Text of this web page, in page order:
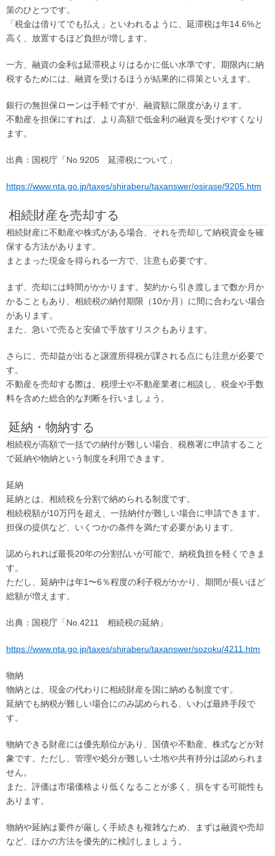
策のひとつです。
「税金は借りてでも払え」といわれるように、延滞税は年14.6%と
高く、放置するほど負担が増します。
一方、融資の金利は延滞税よりはるかに低い水準です。期限内に納
税するためには、融資を受けるほうが結果的に得策といえます。
銀行の無担保ローンは手軽ですが、融資額に限度があります。
不動産を担保にすれば、より高額で低金利の融資を受けやすくなり
ます。
出典：国税庁「No.9205 延滞税について」
https://www.nta.go.jp/taxes/shiraberu/taxanswer/osirase/9205.htm
相続財産を売却する
相続財産に不動産や株式がある場合、それを売却して納税資金を確
保する方法があります。
まとまった現金を得られる一方で、注意も必要です。
まず、売却には時間がかかります。契約から引き渡しまで数か月か
かることもあり、相続税の納付期限（10か月）に間に合わない場合
があります。
また、急いで売ると安値で手放すリスクもあります。
さらに、売却益が出ると譲渡所得税が課される点にも注意が必要で
す。
不動産を売却する際は、税理士や不動産業者に相談し、税金や手数
料を含めた総合的な判断を行いましょう。
延納・物納する
相続税が高額で一括での納付が難しい場合、税務署に申請すること
で延納や物納という制度を利用できます。
延納
延納とは、相続税を分割で納められる制度です。
相続税額が10万円を超え、一括納付が難しい場合に申請できます。
担保の提供など、いくつかの条件を満たす必要があります。
認められれば最長20年の分割払いが可能で、納税負担を軽くできま
す。
ただし、延納中は年1〜6％程度の利子税がかかり、期間が長いほど
総額が増えます。
出典：国税庁「No.4211 相続税の延納」
https://www.nta.go.jp/taxes/shiraberu/taxanswer/sozoku/4211.htm
物納
物納とは、現金の代わりに相続財産を国に納める制度です。
延納でも納税が難しい場合にのみ認められる、いわば最終手段で
す。
物納できる財産には優先順位があり、国債や不動産、株式などが対
象です。ただし、管理や処分が難しい土地や共有持分は認められま
せん。
また、評価は市場価格より低くなることが多く、損をする可能性も
あります。
物納や延納は要件が厳しく手続きも複雑なため、まずは融資や売却
など、ほかの方法を優先的に検討しましょう。